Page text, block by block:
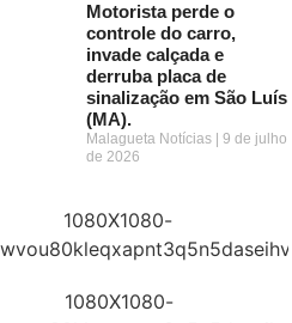
Motorista perde o
controle do carro,
invade calçada e
derruba placa de
sinalização em São Luís
(MA).
Malagueta Notícias
9 de julho
de 2026